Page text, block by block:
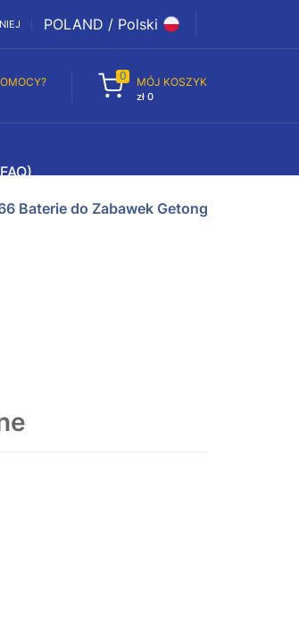
POLAND / Polski
0 MÓJ KOSZYK
zł 0
Baterie do Zabawek Getong